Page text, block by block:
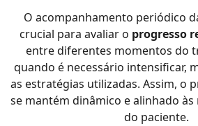
O acompanhamento periódico
crucial para avaliar o progresso
entre diferentes momentos do
quando é necessário intensificar,
as estratégias utilizadas. Assim, o
se mantém dinâmico e alinhado às
do paciente.